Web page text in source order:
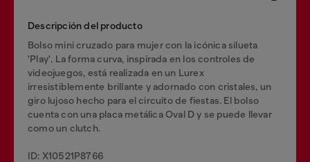
Descripción del producto
Bolso mini cruzado para mujer con la icónica silueta
'Play'. La forma curva, inspirada en los controles de
videojuegos, está realizada en un Lurex
irresistiblemente brillante y adornado con cristales, un
giro lujoso hecho para el circuito de fiestas. El bolso
cuenta con una placa metálica Oval D y se puede llevar
como un clutch.
ID: X10521P8766